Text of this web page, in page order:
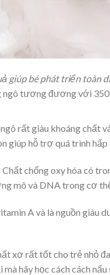
giúp bé phát triển toàn
ngô tương đương với 350
ngô rất giàu khoáng chất
giúp hỗ trợ quá trình
Chất chống oxy hóa có
mô và DNA trong cơ
A và là nguồn giàu
xơ rất tốt cho trẻ nhỏ
hãy học cách cách nấu